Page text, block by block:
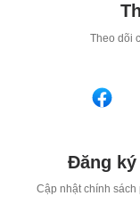
Theo dõi
Đăng
Cập nhật chính